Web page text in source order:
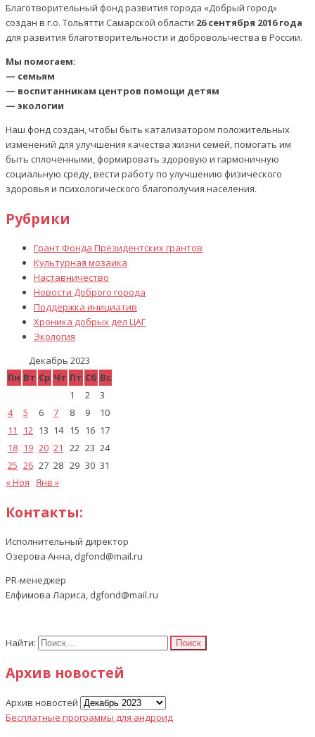
Благотворительный фонд развития города «Добрый город»
создан в г.о. Тольятти Самарской области 26 сентября 2016 года
для развития благотворительности и добровольчества в России.
Мы помогаем:
— семьям
— воспитанникам центров помощи детям
— экологии
Наш фонд создан, чтобы быть катализатором положительных
изменений для улучшения качества жизни семей, помогать им
быть сплоченными, формировать здоровую и гармоничную
социальную среду, вести работу по улучшению физического
здоровья и психологического благополучия населения.
Рубрики
Грант Фонда Президентских грантов
Культурная мозаика
Наставничество
Новости Доброго города
Поддержка инициатив
Хроника добрых дел ЦАГ
Экология
Декабрь 2023
Пн Вт Ср Чт Пт Сб Вс
1
2
3
4
5 6 7 8 9
10
11
12 13 14 15 16 17
18 19 20 21 22 23 24
25 26 27 28 29 30 31
« Ноя Янв »
Контакты:
Исполнительный директор
Озерова Анна, dgfond@mail.ru
PR-менеджер
Елфимова Лариса, dgfond@mail.ru
Найти:
Архив новостей
Архив новостей
Бесплатные программы для андроид